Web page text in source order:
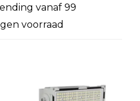
vanaf 99
voorraad